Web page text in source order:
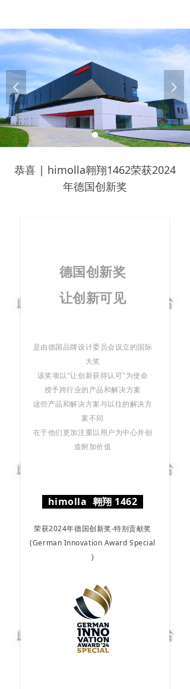
넳 넲
恭喜 | himolla翱翔1462荣获2024
年德国创新奖
德国创新奖
让创新可见
是由德国品牌设计委员会设立的国际
大奖
该奖项以“让创新获得认可”为使命
授予跨行业的产品和解决方案
这些产品和解决方案与以往的解决方
案不同
在于他们更加注重以用户为中心并创
造附加价值
himolla 翱翔 1462
荣获2024年德国创新奖-特别贡献奖
(German Innovation Award Special
)